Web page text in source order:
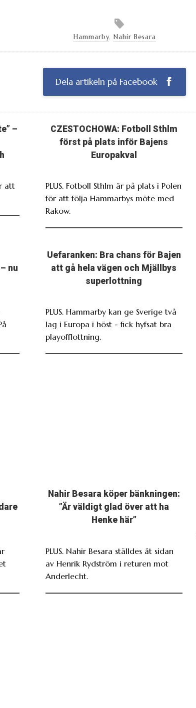
Hammarby, Nahir Besara
Dela artikeln på Facebook
–
att
CZESTOCHOWA: Fotboll Sthlm
först på plats inför Bajens
Europakval
PLUS. Fotboll Sthlm är på plats i Polen
för att följa Hammarbys möte med
Rakow.
nu
Uefaranken: Bra chans för Bajen
att gå hela vägen och Mjällbys
superlottning
PLUS. Hammarby kan ge Sverige två
lag i Europa i höst - fick hyfsat bra
playofflottning.
Nahir Besara köper bänkningen:
”Är väldigt glad över att ha
Henke här”
PLUS. Nahir Besara ställdes åt sidan
av Henrik Rydström i returen mot
Anderlecht.